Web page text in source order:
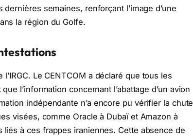
semaines, renforçant l’image d’une
la région du Golfe.
Le CENTCOM a déclaré que tous les
l’information concernant l’abattage d’un avion
indépendante n’a encore pu vérifier la chute
visées, comme Oracle à Dubaï et Amazon à
liés à ces frappes iraniennes. Cette absence de